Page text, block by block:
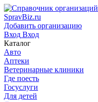
SpravBiz.ru
Добавить организацию
Вход Вход
Каталог
Авто
Аптеки
Ветеринарные клиники
Где поесть
Госуслуги
Для детей